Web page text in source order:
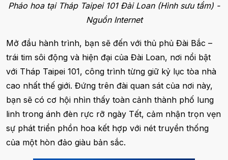
Pháo hoa tại Tháp Taipei 101 Đài Loan (Hình sưu tầm) -
Nguồn Internet
Mở đầu hành trình, bạn sẽ đến với thủ phủ Đài Bắc –
trái tim sôi động và hiện đại của Đài Loan, nơi nổi bật
với Tháp Taipei 101, công trình từng giữ kỷ lục tòa nhà
cao nhất thế giới. Đứng trên đài quan sát của nơi này,
bạn sẽ có cơ hội nhìn thấy toàn cảnh thành phố lung
linh trong ánh đèn rực rỡ ngày Tết, cảm nhận trọn vẹn
sự phát triển phồn hoa kết hợp với nét truyền thống
của một hòn đảo giàu bản sắc.